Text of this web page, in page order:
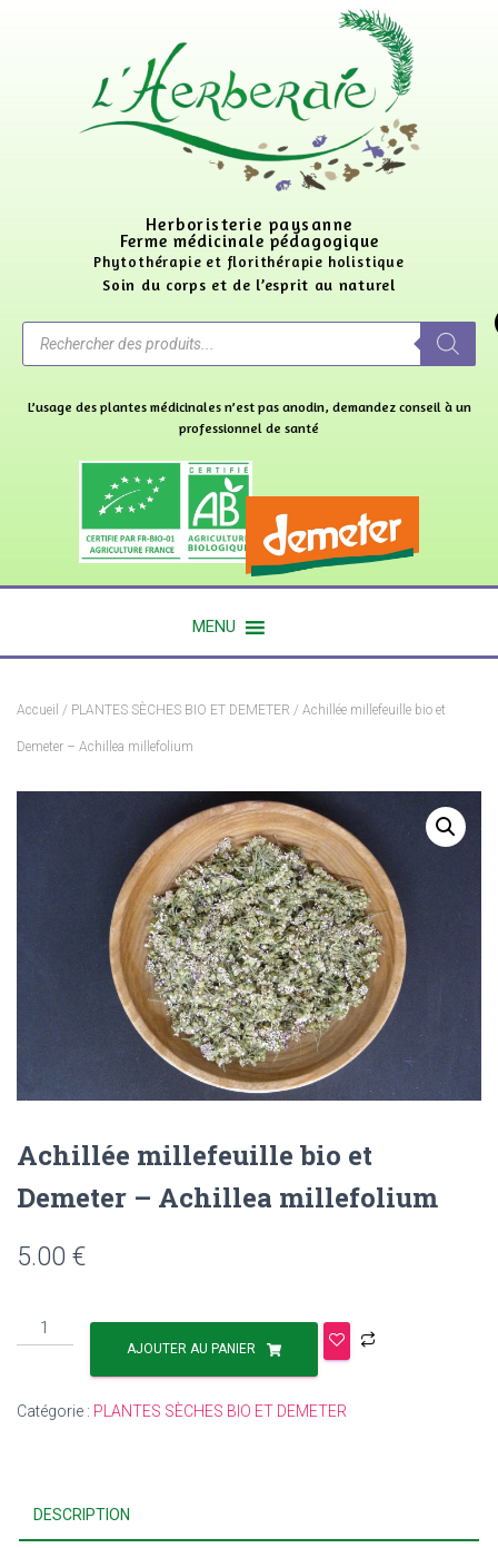
Herboristerie paysanne
Ferme médicinale pédagogique
Phytothérapie et florithérapie holistique
Soin du corps et de l’esprit au naturel
L’usage des plantes médicinales n’est pas anodin, demandez conseil à un
professionnel de santé
MENU
Accueil / PLANTES SÈCHES BIO ET DEMETER / Achillée millefeuille bio et
Demeter – Achillea millefolium
Achillée millefeuille bio et
Demeter – Achillea millefolium
5.00 €
AJOUTER AU PANIER
Catégorie : PLANTES SÈCHES BIO ET DEMETER
DESCRIPTION